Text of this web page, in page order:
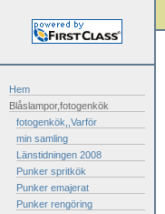
Hem
Blåslampor,fotogenkök
fotogenkök,,Varför
min samling
Länstidningen 2008
Punker spritkök
Punker emajerat
Punker rengöring